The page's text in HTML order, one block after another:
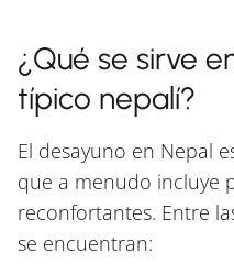
¿Qué se sirve
típico nepalí?
El desayuno en Nepal
que a menudo incluye
reconfortantes. Entre
se encuentran: